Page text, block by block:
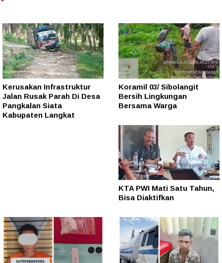
Kerusakan Infrastruktur
Jalan Rusak Parah Di Desa
Pangkalan Siata
Kabupaten Langkat
Koramil 03/ Sibolangit
Bersih Lingkungan
Bersama Warga
KTA PWI Mati Satu Tahun,
Bisa Diaktifkan